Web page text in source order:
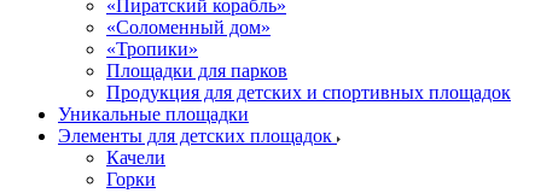
«Пиратский корабль»
«Соломенный дом»
«Тропики»
Площадки для парков
Продукция для детских и спортивных площадок
Уникальные площадки
Элементы для детских площадок
Качели
Горки